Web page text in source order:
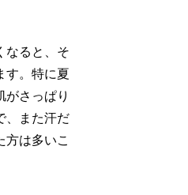
なると、そ
す。特に夏
がさっぱり
、また汗だ
方は多いこ